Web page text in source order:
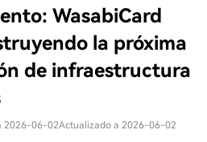
WasabiCard
la próxima
de infraestructura
2026-06-02Actualizado a 2026-06-02